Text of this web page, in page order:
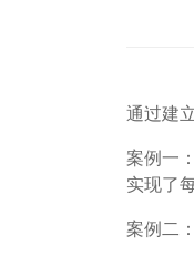
通过建
案例一
实现了
案例二